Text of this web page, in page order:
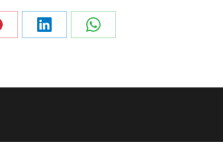
Partager
LinkedIn
Partager
WhatsApp